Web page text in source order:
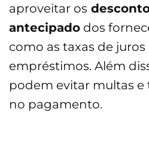
aproveitar os
antecipado dos
como as taxas de
empréstimos. Além
podem evitar multas e
no pagamento.